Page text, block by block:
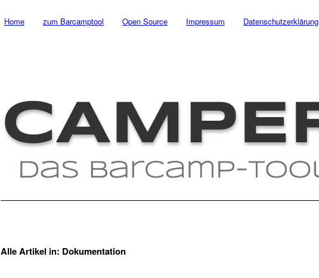
Home zum Barcamptool Open Source Impressum Datenschutzerklärung
Alle Artikel in: Dokumentation